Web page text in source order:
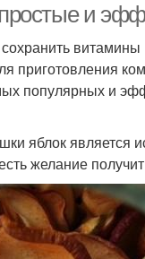
и
популярных и
яблок является
желание